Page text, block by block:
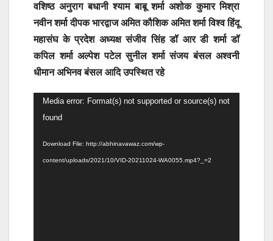
वशिष्ठ अनुराग बधानी श्याम बाबू शर्मा अशोक कुमार मिश्रा
नवीन शर्मा दीपक भारद्वाज अमित कौशिक अमित शर्मा विश्व हिंदू
महासंघ के प्रदेश अध्यक्ष संजीव सिंह डॉ आर डी शर्मा डॉ
कपिल शर्मा अल्पेश पटेल सुनील शर्मा संजय बंसल अश्वनी
धीमान अभिनव बंसल आदि उपस्थित रहे
Video
Player
Media error: Format(s) not supported or source(s) not
found
Download File: http://abhinavawaz.com/wp-
content/uploads/2021/10/VID-20211024-WA0055.mp4?_=2